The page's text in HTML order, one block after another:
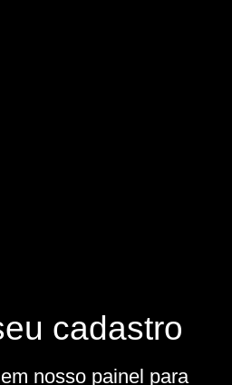
cadastro
nosso painel para